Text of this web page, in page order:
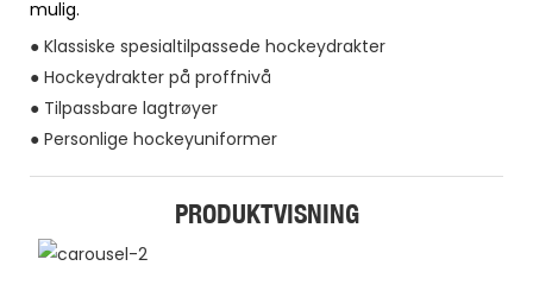
mulig.
● Klassiske spesialtilpassede hockeydrakter
● Hockeydrakter på proffnivå
● Tilpassbare lagtrøyer
● Personlige hockeyuniformer
PRODUKTVISNING